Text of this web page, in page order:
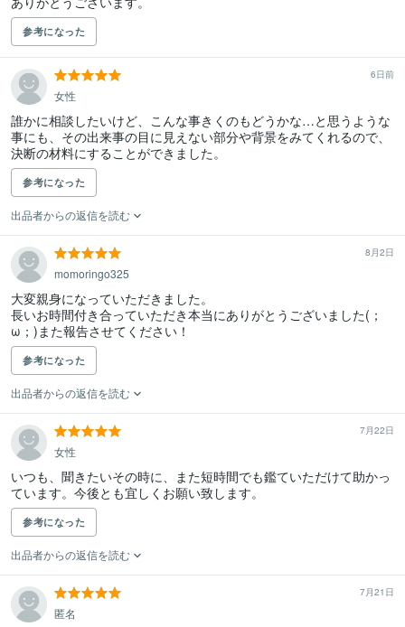
参考になった
6日前
女性
誰かに相談したいけど、こんな事きくのもどうかな…と思うような
事にも、その出来事の目に見えない部分や背景をみてくれるので、
決断の材料にすることができました。
参考になった
出品者からの返信を読む
8月2日
momoringo325
大変親身になっていただきました。
長いお時間付き合っていただき本当にありがとうございました(；
ω；)また報告させてください！
参考になった
出品者からの返信を読む
7月22日
女性
いつも、聞きたいその時に、また短時間でも鑑ていただけて助かっ
参考になった
出品者からの返信を読む
7月21日
匿名